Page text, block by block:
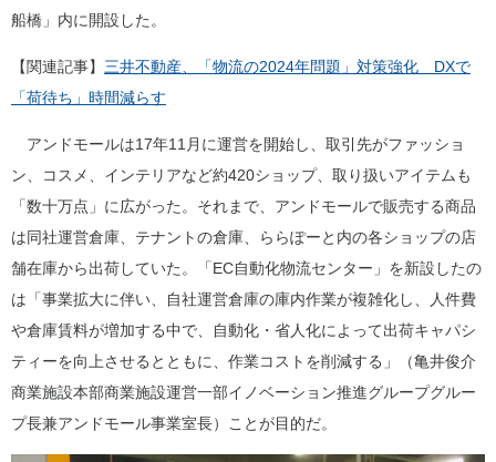
船橋」内に開設した。
【関連記事】 三井不動産、「物流の2024年問題」対策強化 DXで
「荷待ち」時間減らす
アンドモールは17年11月に運営を開始し、取引先がファッショ
ン、コスメ、インテリアなど約420ショップ、取り扱いアイテムも
「数十万点」に広がった。それまで、アンドモールで販売する商品
は同社運営倉庫、テナントの倉庫、ららぽーと内の各ショップの店
舗在庫から出荷していた。「EC自動化物流センター」を新設したの
は「事業拡大に伴い、自社運営倉庫の庫内作業が複雑化し、人件費
や倉庫賃料が増加する中で、自動化・省人化によって出荷キャパシ
ティーを向上させるとともに、作業コストを削減する」（亀井俊介
商業施設本部商業施設運営一部イノベーション推進グループグルー
プ長兼アンドモール事業室長）ことが目的だ。